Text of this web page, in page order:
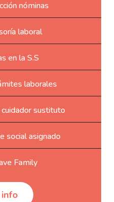
nóminas
laboral
en la S.S
laborales
sustituto
social asignado
Family
info